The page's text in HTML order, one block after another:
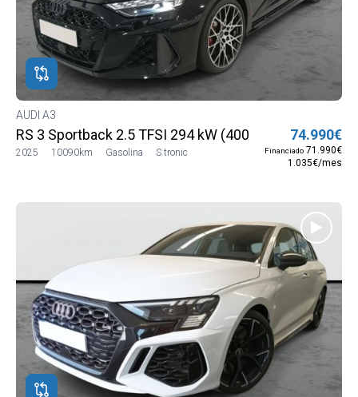
AUDI A3
RS 3 Sportback 2.5 TFSI 294 kW (400 CV) S tronic
2025 10090km Gasolina S tronic
74.990€
Financiado 71.990€
1.035€/mes